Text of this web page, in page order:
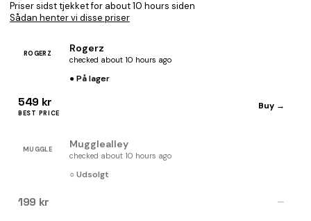
Priser sidst tjekket for about 10 hours siden
Sådan henter vi disse priser
ROGERZ Rogerz
checked about 10 hours ago
● På lager
549 kr
BEST PRICE
Buy →
MUGGLE Mugglealley
checked about 10 hours ago
○ Udsolgt
199 kr —